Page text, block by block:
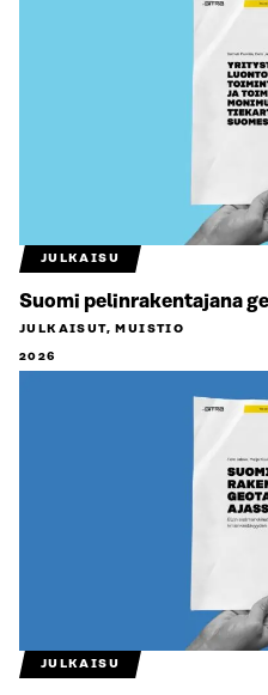
JULKAISU
Suomi pelinrakentajana
JULKAISUT, MUISTIO
2026
JULKAISU